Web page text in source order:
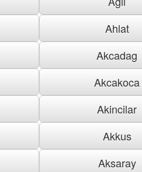
Ahlat
Akcadag
Akcakoca
Akincilar
Akkus
Aksaray